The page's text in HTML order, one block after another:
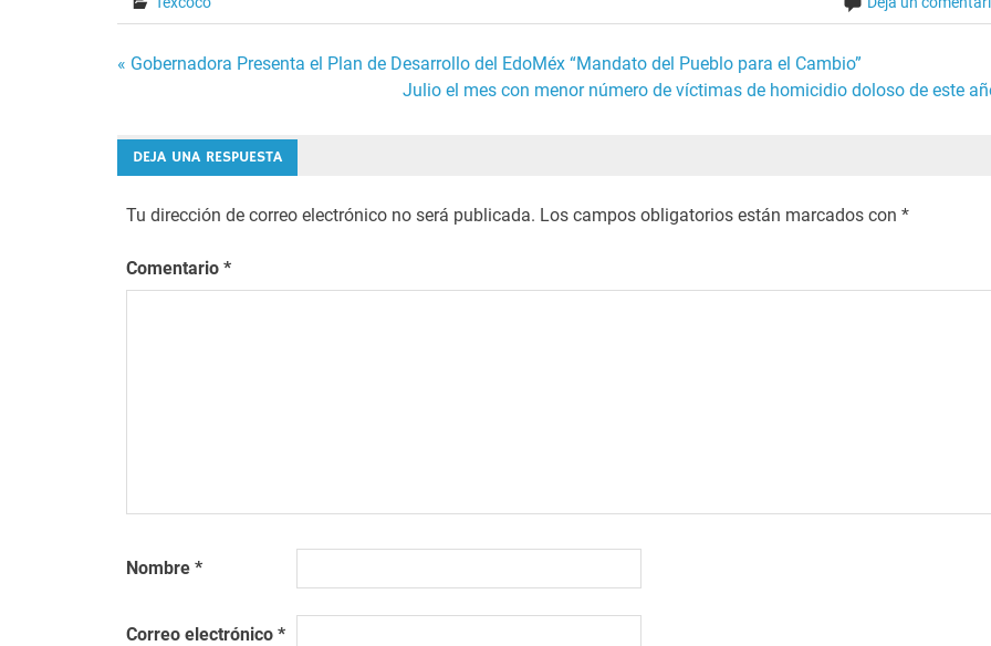
Navegación
entradas
« Gobernadora Presenta el Plan de Desarrollo del EdoMéx “Mandato del Pueblo para el Cambio”
Julio el mes con menor número de víctimas de homicidio doloso de este
DEJA UNA RESPUESTA
Tu dirección de correo electrónico no será publicada. Los campos obligatorios están marcados con *
Comentario *
Nombre *
Correo electrónico *